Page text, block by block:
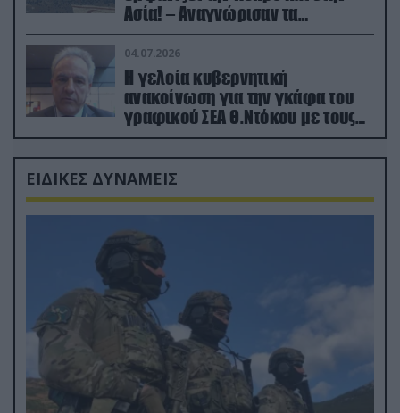
Ασία! – Αναγνώρισαν τα
κατεχόμενα; (φωτο)
04.07.2026
Η γελοία κυβερνητική
ανακοίνωση για την γκάφα του
γραφικού ΣΕΑ Θ.Ντόκου με τους
Ρώσους φαρσέρ
ΕΙΔΙΚΕΣ ΔΥΝΑΜΕΙΣ